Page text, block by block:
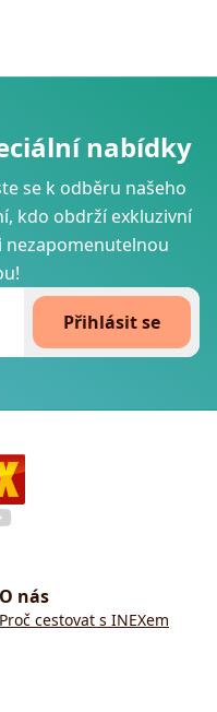
nabídky
se k odběru našeho
kdo obdrží exkluzivní
nezapomenutelnou
Přihlásit se
O nás
Proč cestovat s INEXem